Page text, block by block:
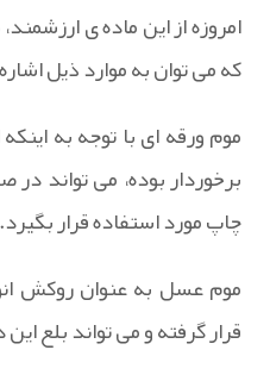
امروزه از این ماده ی
که می توان به موارد ذیل
موم ورقه ای با توجه به
برخوردار بوده، می تواند در
چاپ مورد استفاده قرار بگیرد.
موم عسل به عنوان روکش
قرار گرفته و می تواند بلع